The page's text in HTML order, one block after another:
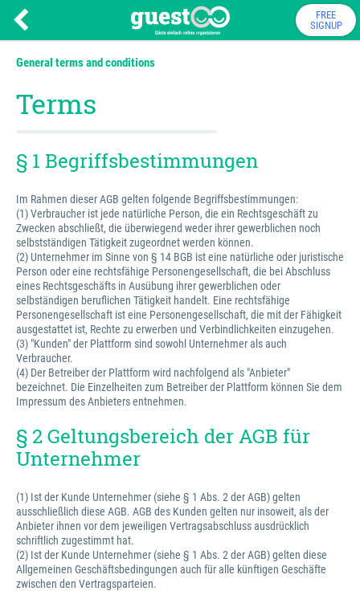
FREE
SIGNUP
General terms and conditions
Terms
§ 1 Begriffsbestimmungen
Im Rahmen dieser AGB gelten folgende Begriffsbestimmungen:
(1) Verbraucher ist jede natürliche Person, die ein Rechtsgeschäft zu
Zwecken abschließt, die überwiegend weder ihrer gewerblichen noch
selbstständigen Tätigkeit zugeordnet werden können.
(2) Unternehmer im Sinne von § 14 BGB ist eine natürliche oder juristische
Person oder eine rechtsfähige Personengesellschaft, die bei Abschluss
eines Rechtsgeschäfts in Ausübung ihrer gewerblichen oder
selbständigen beruflichen Tätigkeit handelt. Eine rechtsfähige
Personengesellschaft ist eine Personengesellschaft, die mit der Fähigkeit
ausgestattet ist, Rechte zu erwerben und Verbindlichkeiten einzugehen.
(3) "Kunden" der Plattform sind sowohl Unternehmer als auch
Verbraucher.
(4) Der Betreiber der Plattform wird nachfolgend als "Anbieter"
bezeichnet. Die Einzelheiten zum Betreiber der Plattform können Sie dem
Impressum des Anbieters entnehmen.
§ 2 Geltungsbereich der AGB für
Unternehmer
(1) Ist der Kunde Unternehmer (siehe § 1 Abs. 2 der AGB) gelten
ausschließlich diese AGB. AGB des Kunden gelten nur insoweit, als der
Anbieter ihnen vor dem jeweiligen Vertragsabschluss ausdrücklich
schriftlich zugestimmt hat.
(2) Ist der Kunde Unternehmer (siehe § 1 Abs. 2 der AGB) gelten diese
Allgemeinen Geschäftsbedingungen auch für alle künftigen Geschäfte
zwischen den Vertragsparteien.